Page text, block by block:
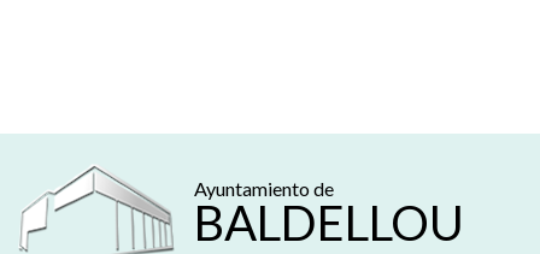
Ayuntamiento de
BALDELLOU